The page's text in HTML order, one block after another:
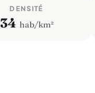
DENSITÉ
34 hab/km²